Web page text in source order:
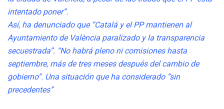
intentado poner”.
Así, ha denunciado que “Catalá y el PP mantienen al
Ayuntamiento de València paralizado y la transparencia
secuestrada”. “No habrá pleno ni comisiones hasta
septiembre, más de tres meses después del cambio de
gobierno”. Una situación que ha considerado “sin
precedentes”